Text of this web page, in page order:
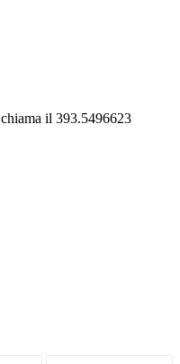
il 393.5496623